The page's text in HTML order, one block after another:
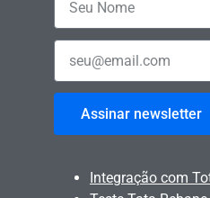
Assinar newsletter
Integração com